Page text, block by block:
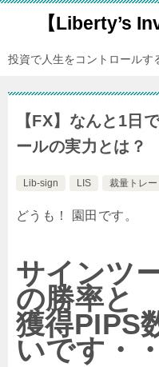
【Liberty’s
投資で人生をコントロールす
【FX】なんと1日
ールの実力とは？
Lib-sign LIS 裁量トレー
どうも！ 園田です。
サインツ
の勝率と
獲得PIPS
いです・